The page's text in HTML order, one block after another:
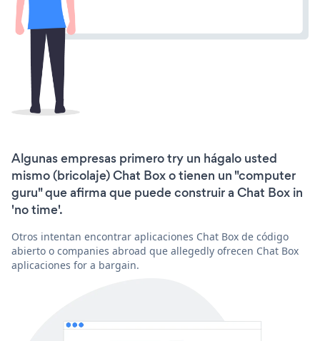
Algunas empresas primero try un hágalo usted
mismo (bricolaje) Chat Box o tienen un "computer
guru" que afirma que puede construir a Chat Box in
'no time'.
Otros intentan encontrar aplicaciones Chat Box de código
abierto o companies abroad que allegedly ofrecen Chat Box
aplicaciones for a bargain.